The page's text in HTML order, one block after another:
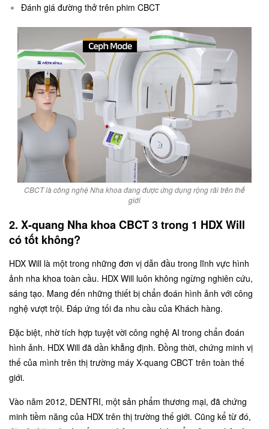
Đánh giá đường thở trên phim CBCT
CBCT là công nghệ Nha khoa đang được ứng dụng rộng rãi trên thế
giới
2. X-quang Nha khoa CBCT 3 trong 1 HDX Will
có tốt không?
HDX Will là một trong những đơn vị dẫn đầu trong lĩnh vực hình
ảnh nha khoa toàn cầu. HDX Will luôn không ngừng nghiên cứu,
sáng tạo. Mang đến những thiết bị chẩn đoán hình ảnh với công
nghệ vượt trội. Đáp ứng tối đa nhu cầu của Khách hàng.
Đặc biệt, nhờ tích hợp tuyệt vời công nghệ AI trong chẩn đoán
hình ảnh. HDX Will đã dần khẳng định. Đồng thời, chứng minh vị
thế của mình trên thị trường máy X-quang CBCT trên toàn thế
giới.
Vào năm 2012, DENTRI, một sản phẩm thương mại, đã chứng
minh tiềm năng của HDX trên thị trường thế giới. Cũng kể từ đó,